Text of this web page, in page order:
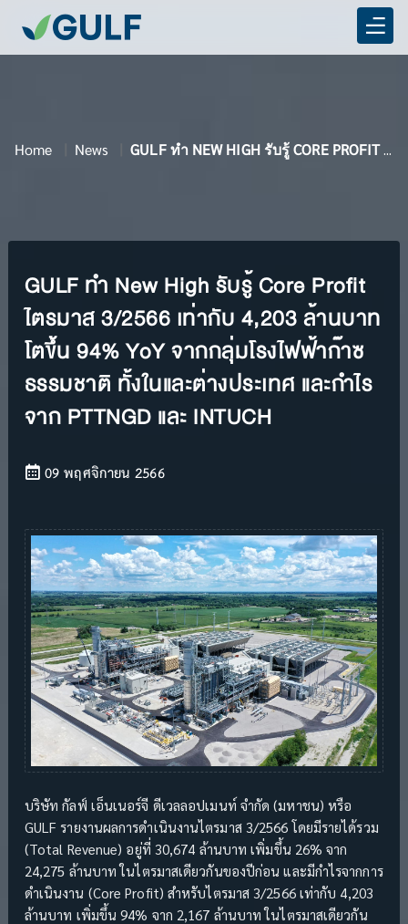
Home News GULF ทำ NEW HIGH รับรู้ CORE PROFIT ไตรมาส 3/2566
GULF ทำ New High รับรู้ Core Profit
ไตรมาส 3/2566 เท่ากับ 4,203 ล้านบาท
โตขึ้น 94% YoY จากกลุ่มโรงไฟฟ้าก๊าซ
ธรรมชาติ ทั้งในและต่างประเทศ และกำไร
จาก PTTNGD และ INTUCH
09 พฤศจิกายน 2566
บริษัท กัลฟ์ เอ็นเนอร์จี ดีเวลลอปเมนท์ จำกัด (มหาชน) หรือ
GULF รายงานผลการดำเนินงานไตรมาส 3/2566 โดยมีรายได้รวม
(Total Revenue) อยู่ที่ 30,674 ล้านบาท เพิ่มขึ้น 26% จาก
24,275 ล้านบาท ในไตรมาสเดียวกันของปีก่อน และมีกำไรจากการ
ดำเนินงาน (Core Profit) สำหรับไตรมาส 3/2566 เท่ากับ 4,203
ล้านบาท เพิ่มขึ้น 94% จาก 2,167 ล้านบาท ในไตรมาสเดียวกัน